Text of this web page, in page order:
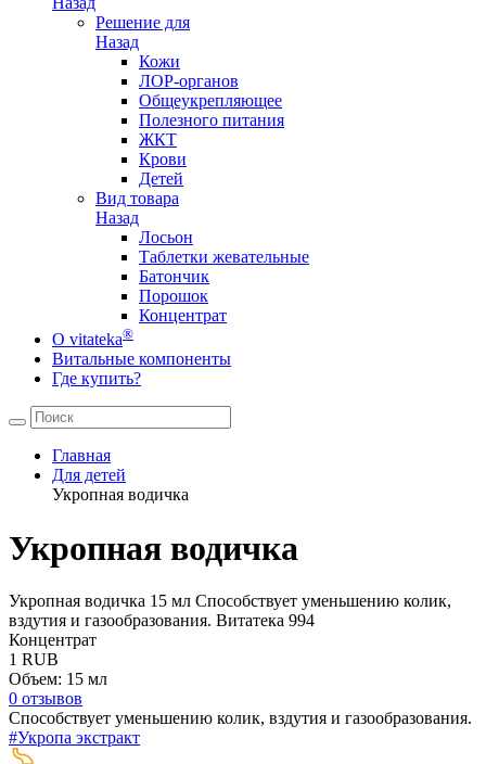
Решение для
Назад
Кожи
ЛОР-органов
Общеукрепляющее
Полезного питания
ЖКТ
Крови
Детей
Вид товара
Назад
Лосьон
Таблетки жевательные
Батончик
Порошок
Концентрат
О vitateka®
Витальные компоненты
Где купить?
Главная
Для детей
Укропная водичка
Укропная водичка
Укропная водичка 15 мл Способствует уменьшению колик,
вздутия и газообразования. Витатека 994
Концентрат
1 RUB
Объем: 15 мл
0 отзывов
Способствует уменьшению колик, вздутия и газообразования.
#Укропа экстракт